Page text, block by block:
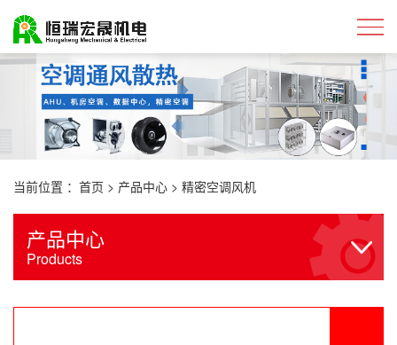
当前位置 ： 首页 > 产品中心 > 精密空调风机
产品中心
Products